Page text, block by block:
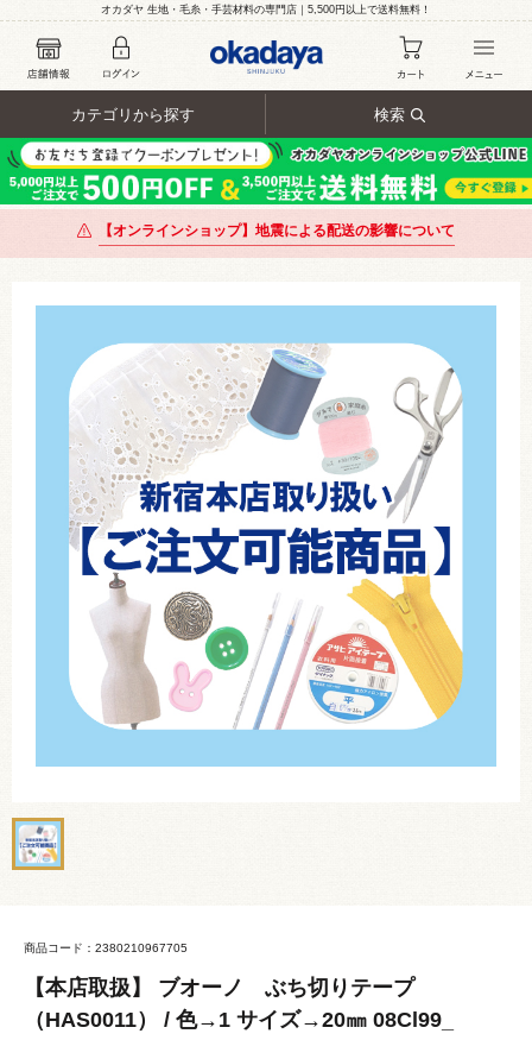
オカダヤ 生地・毛糸・手芸材料の専門店｜5,500円以上で送料無料！
カテゴリから探す 検索
【オンラインショップ】地震による配送の影響について
商品コード：2380210967705
【本店取扱】 ブオーノ ぶち切りテープ
（HAS0011） / 色→1 サイズ→20㎜ 08Cl99_